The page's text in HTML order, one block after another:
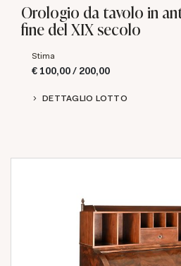
Orologio da tavolo in
fine del XIX secolo
Stima
€ 100,00 / 200,00
DETTAGLIO LOTTO